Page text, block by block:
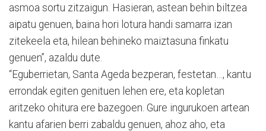
asmoa sortu zitzaigun. Hasieran, astean behin biltzea
aipatu genuen, baina hori lotura handi samarra izan
zitekeela eta, hilean behineko maiztasuna finkatu
genuen”, azaldu dute.
“Eguberrietan, Santa Ageda bezperan, festetan…, kantu
errondak egiten genituen lehen ere, eta kopletan
aritzeko ohitura ere bazegoen. Gure ingurukoen artean
kantu afarien berri zabaldu genuen, ahoz aho, eta